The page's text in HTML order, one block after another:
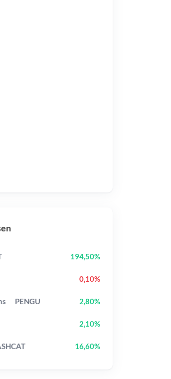
194,50%
0,10%
PENGU 2,80%
2,10%
16,60%